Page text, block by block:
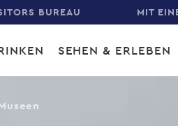
BUREAU MIT
SEHEN & ERLEBEN